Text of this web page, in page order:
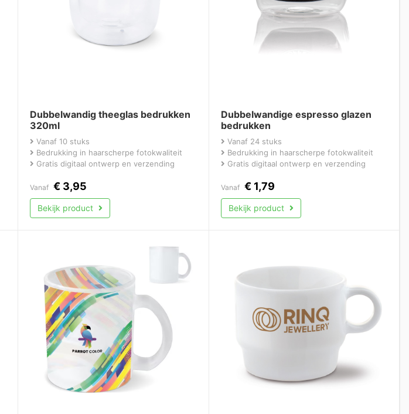
Dubbelwandig theeglas bedrukken
320ml
Vanaf 10 stuks
Bedrukking in haarscherpe fotokwaliteit
Gratis digitaal ontwerp en verzending
Vanaf € 3,95
Bekijk product
Dubbelwandige espresso glazen
bedrukken
Vanaf 24 stuks
Bedrukking in haarscherpe fotokwaliteit
Gratis digitaal ontwerp en verzending
Vanaf €1,79
Bekijk product